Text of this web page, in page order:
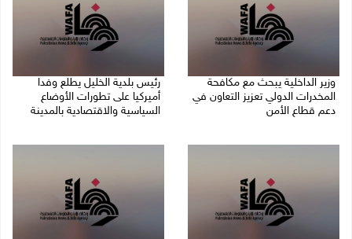
وزير الداخلية يبحث مع مكافحة
المخدرات الدولي تعزيز التعاون في
دعم قطاع الأمن
رئيس بلدية الخليل يطلع وفدا
أميركيا على تطورات الأوضاع
السياسية والاقتصادية بالمدينة